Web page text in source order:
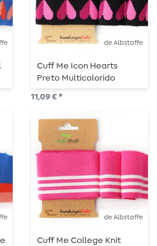
de Albstoffe
Cuff Me Icon Hearts
Preto Multicolorido
11,09 € *
de Albstoffe
Cuff Me College Knit